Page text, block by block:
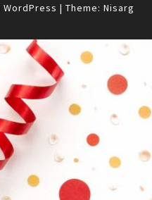
WordPress | Theme: Nisarg